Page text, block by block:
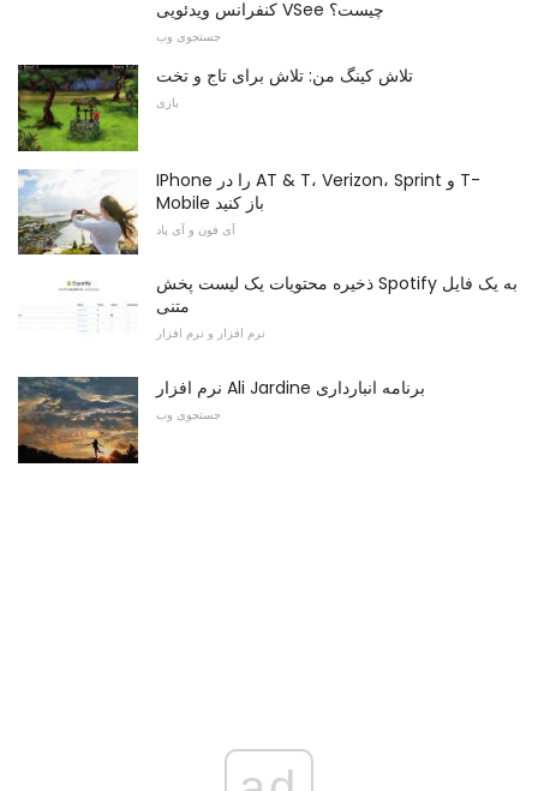
کنفرانس ویدئویی VSee چیست؟
جستجوی وب
تلاش کینگ من: تلاش برای تاج و تخت
بازی
IPhone را در AT & T، Verizon، Sprint و T-
Mobile باز کنید
آی فون و آی پاد
ذخیره محتویات یک لیست پخش Spotify به یک فایل
متنی
نرم افزار و نرم افزار
نرم افزار Ali Jardine برنامه انبارداری
جستجوی وب